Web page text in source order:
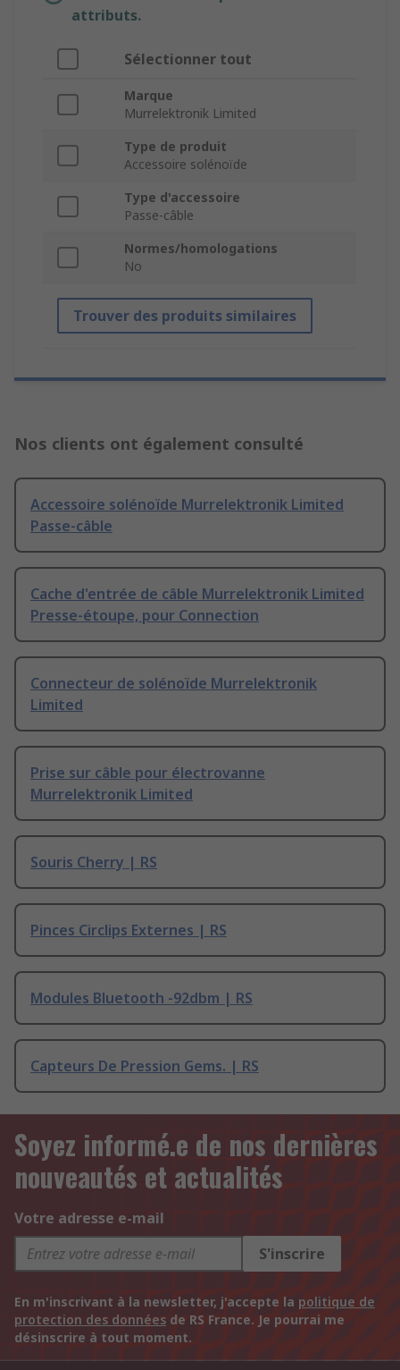
attributs.
Sélectionner tout
Marque
Murrelektronik Limited
Type de produit
Accessoire solénoïde
Type d'accessoire
Passe-câble
Normes/homologations
No
Trouver des produits similaires
Nos clients ont également consulté
Accessoire solénoïde Murrelektronik Limited
Passe-câble
Cache d'entrée de câble Murrelektronik Limited
Presse-étoupe, pour Connection
Connecteur de solénoïde Murrelektronik
Limited
Prise sur câble pour électrovanne
Murrelektronik Limited
Souris Cherry | RS
Pinces Circlips Externes | RS
Modules Bluetooth -92dbm | RS
Capteurs De Pression Gems. | RS
Soyez informé.e de nos dernières
nouveautés et actualités
Votre adresse e-mail
S'inscrire
En m'inscrivant à la newsletter, j'accepte la politique de
protection des données de RS France. Je pourrai me
désinscrire à tout moment.